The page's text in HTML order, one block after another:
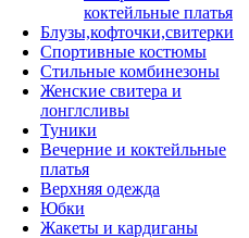
коктейльные платья
Блузы,кофточки,свитерки
Спортивные костюмы
Стильные комбинезоны
Женские свитера и
лонглсливы
Туники
Вечерние и коктейльные
платья
Верхняя одежда
Юбки
Жакеты и кардиганы